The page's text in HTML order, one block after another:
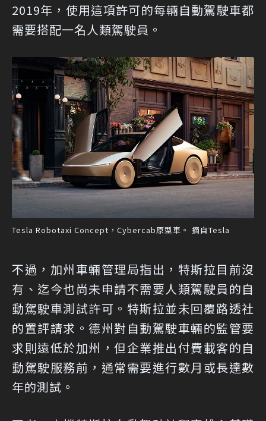
2019年，使用這項許可的每輛自動駕駛車都
需要搭配一名人類駕駛員。
Tesla Robotaxi Concept，Cybercab原型車。 摘自Tesla
不過，加州車輛管理局指出，特斯拉目前沒
有、迄今也尚未申請不需要人類駕駛員的自
動駕駛車測試許可。特斯拉並未回覆路透社
的置評請求。德州對自動駕駛車輛的監管要
求則遠低於加州，但企業推出付費載客的自
動駕駛服務前，通常需要進行數月或長達數
年的測試。